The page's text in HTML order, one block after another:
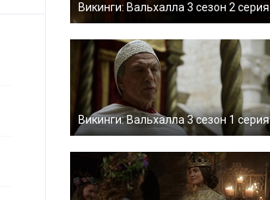
Викинги: Вальхалла 3 сезон 2 серия
Викинги: Вальхалла 3 сезон 1 серия